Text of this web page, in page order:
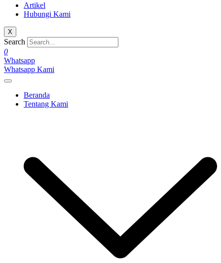
Artikel
Hubungi Kami
X
Search
0
Whatsapp
Whatsapp Kami
Beranda
Tentang Kami